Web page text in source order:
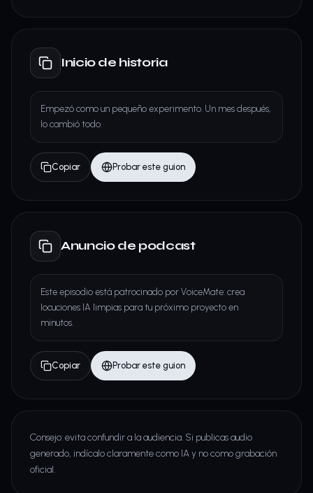
Inicio de historia
Empezó como un pequeño experimento. Un mes después,
lo cambió todo.
Copiar Probar este guion
Anuncio de podcast
Este episodio está patrocinado por VoiceMate: crea
locuciones IA limpias para tu próximo proyecto en
minutos.
Copiar Probar este guion
Consejo: evita confundir a la audiencia. Si publicas audio
generado, indícalo claramente como IA y no como grabación
oficial.